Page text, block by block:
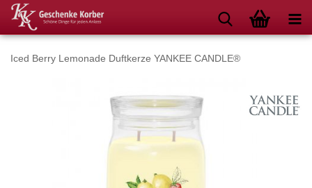
Iced Berry Lemonade Duftkerze YANKEE CANDLE®